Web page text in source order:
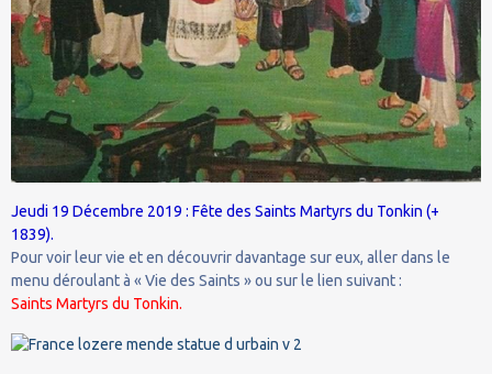
Jeudi 19 Décembre 2019 : Fête des Saints Martyrs du Tonkin (+
1839).
Pour voir leur vie et en découvrir davantage sur eux, aller dans le
menu déroulant à « Vie des Saints » ou sur le lien suivant :
Saints Martyrs du Tonkin.